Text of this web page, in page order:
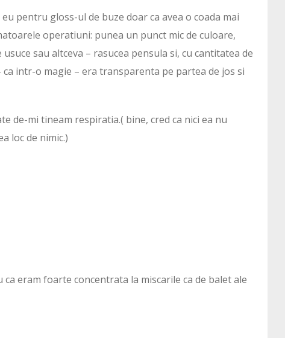
pentru gloss-ul de buze doar ca avea o coada mai
operatiuni: punea un punct mic de culoare,
sau altceva – rasucea pensula si, cu cantitatea de
intr-o magie – era transparenta pe partea de jos si
de-mi tineam respiratia.( bine, cred ca nici ea nu
loc de nimic.)
eram foarte concentrata la miscarile ca de balet ale